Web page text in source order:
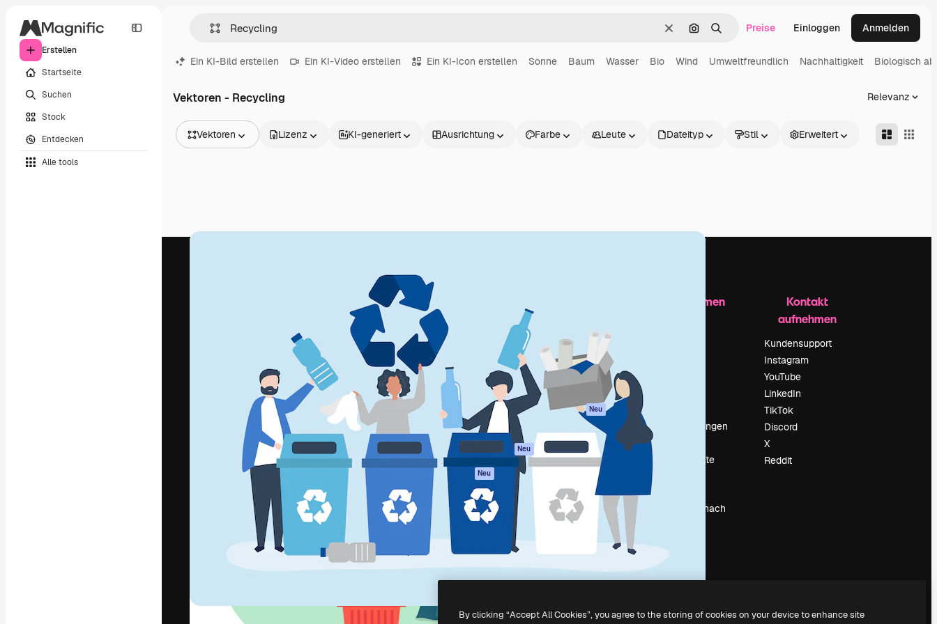
Erstellen
Startseite
Suchen
Stock
Entdecken
Alle tools
LöschenNach Bild suchen
SuchenPreise Einloggen Anmelden
Ein KI-Bild erstellen Ein KI-Video erstellen Ein KI-Icon erstellen Sonne Baum Wasser Bio Wind Umweltfreundlich Nachhaltigkeit Biologisch
Vektoren - Recycling Relevanz
Vektoren
Videos
Lizenz KI-generiert Ausrichtung Farbe Leute Dateityp Stil Erweitert
Die kreative Plattform, um deine beste
Arbeit zu verwirklichen. Mehr als 1 Million
Abonnenten unter Kreativen, Unternehmen,
Agenturen und Studios.
Deutsch
Spaces
KI-Assistent
KI-Bildgenerator
KI-Videogenerator
KI-
Stimmengenerator
Stock-Inhalte
MCP für
Claude/ChatGPT
Neu
Agenten Neu
API
Mobile App
Alle Magnific-Tools
Dokumentation
Support
AGB
Datenschutzerklärung
Originale Neu
Cookie-Richtlinie
Vertrauenszentrum
Partner
Unternehmen
Unternehmen
Veranstaltungen
Deine Inhalte
Suchst du nach
Kontakt
aufnehmen
Kundensupport
Instagram
YouTube
LinkedIn
TikTok
Discord
X
Reddit
2026Freepik Company S.L.U. Alle Rechte vorbehalten
By clicking “Accept All Cookies”, you agree to the storing of cookies on your device to enhance site